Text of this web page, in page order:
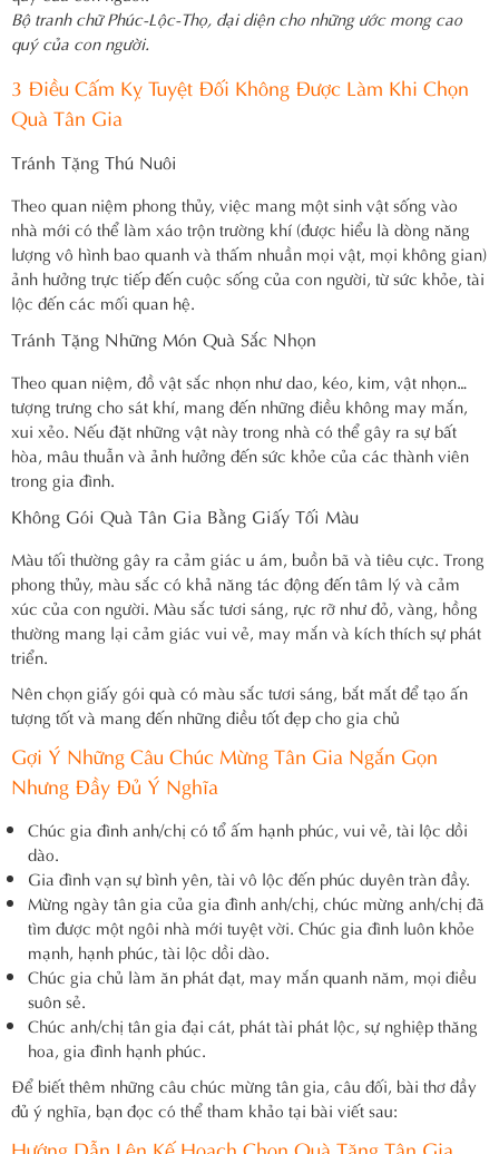
Bộ tranh chữ Phúc-Lộc-Thọ, đại diện cho những ước mong cao
quý của con người.
3 Điều Cấm Kỵ Tuyệt Đối Không Được Làm Khi Chọn
Quà Tân Gia
Tránh Tặng Thú Nuôi
Theo quan niệm phong thủy, việc mang một sinh vật sống vào
nhà mới có thể làm xáo trộn trường khí (được hiểu là dòng năng
lượng vô hình bao quanh và thấm nhuần mọi vật, mọi không gian)
ảnh hưởng trực tiếp đến cuộc sống của con người, từ sức khỏe, tài
lộc đến các mối quan hệ.
Tránh Tặng Những Món Quà Sắc Nhọn
Theo quan niệm, đồ vật sắc nhọn như dao, kéo, kim, vật nhọn…
tượng trưng cho sát khí, mang đến những điều không may mắn,
xui xẻo. Nếu đặt những vật này trong nhà có thể gây ra sự bất
hòa, mâu thuẫn và ảnh hưởng đến sức khỏe của các thành viên
trong gia đình.
Không Gói Quà Tân Gia Bằng Giấy Tối Màu
Màu tối thường gây ra cảm giác u ám, buồn bã và tiêu cực. Trong
phong thủy, màu sắc có khả năng tác động đến tâm lý và cảm
xúc của con người. Màu sắc tươi sáng, rực rỡ như đỏ, vàng, hồng
thường mang lại cảm giác vui vẻ, may mắn và kích thích sự phát
triển.
Nên chọn giấy gói quà có màu sắc tươi sáng, bắt mắt để tạo ấn
tượng tốt và mang đến những điều tốt đẹp cho gia chủ
Gợi Ý Những Câu Chúc Mừng Tân Gia Ngắn Gọn
Nhưng Đầy Đủ Ý Nghĩa
Chúc gia đình anh/chị có tổ ấm hạnh phúc, vui vẻ, tài lộc dồi
dào.
Gia đình vạn sự bình yên, tài vô lộc đến phúc duyên tràn đầy.
Mừng ngày tân gia của gia đình anh/chị, chúc mừng anh/chị đã
tìm được một ngôi nhà mới tuyệt vời. Chúc gia đình luôn khỏe
mạnh, hạnh phúc, tài lộc dồi dào.
Chúc gia chủ làm ăn phát đạt, may mắn quanh năm, mọi điều
suôn sẻ.
Chúc anh/chị tân gia đại cát, phát tài phát lộc, sự nghiệp thăng
hoa, gia đình hạnh phúc.
Để biết thêm những câu chúc mừng tân gia, câu đối, bài thơ đầy
đủ ý nghĩa, bạn đọc có thể tham khảo tại bài viết sau:
Hướng Dẫn Lên Kế Hoạch Chọn Quà Tặng Tân Gia